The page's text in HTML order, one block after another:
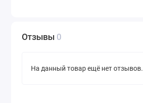
Отзывы 0
На данный товар ещё нет отзывов.